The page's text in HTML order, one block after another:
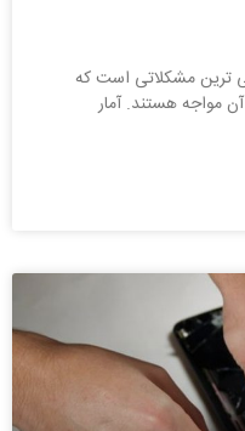
مشکلاتی است که
مواجه هستند. آمار